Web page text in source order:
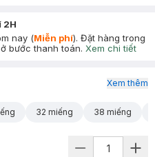
2H
nay (Miễn phí). Đặt hàng trong
ở bước thanh toán. Xem chi tiết
32 miếng 38 miếng
Xem thêm